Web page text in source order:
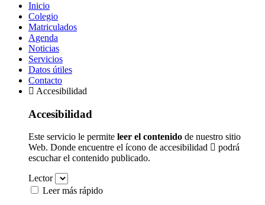
Inicio
Colegio
Matriculados
Agenda
Noticias
Servicios
Datos útiles
Contacto
Accesibilidad
Accesibilidad
Este servicio le permite leer el contenido de nuestro sitio
Web. Donde encuentre el ícono de accesibilidad
podrá
escuchar el contenido publicado.
Lector
Leer más rápido